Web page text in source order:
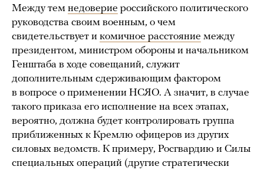
Между тем недоверие российского политического
руководства своим военным, о чем
свидетельствует и комичное расстояние между
президентом, министром обороны и начальником
Генштаба в ходе совещаний, служит
дополнительным сдерживающим фактором
в вопросе о применении НСЯО. А значит, в случае
такого приказа его исполнение на всех этапах,
вероятно, должна будет контролировать группа
приближенных к Кремлю офицеров из других
силовых ведомств. К примеру, Росгвардию и Силы
специальных операций (другие стратегически